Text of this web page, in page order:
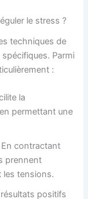
le stress ?
techniques de
Parmi
:
la
permettant une
En contractant
prennent
les tensions.
positifs